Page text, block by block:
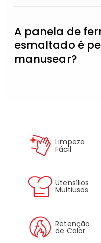
A panela de
esmaltado é
manusear?
Limpeza
Fácil
Utensílios
Multiusos
Retenção
de Calor